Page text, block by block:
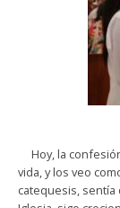
Hoy, la
vida, y los veo
catequesis, sentía